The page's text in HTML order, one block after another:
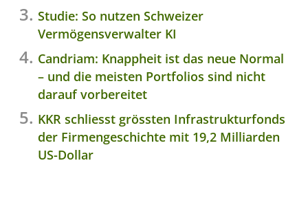
Studie: So nutzen Schweizer
Vermögensverwalter KI
Candriam: Knappheit ist das neue Normal
– und die meisten Portfolios sind nicht
darauf vorbereitet
KKR schliesst grössten Infrastrukturfonds
der Firmengeschichte mit 19,2 Milliarden
US-Dollar